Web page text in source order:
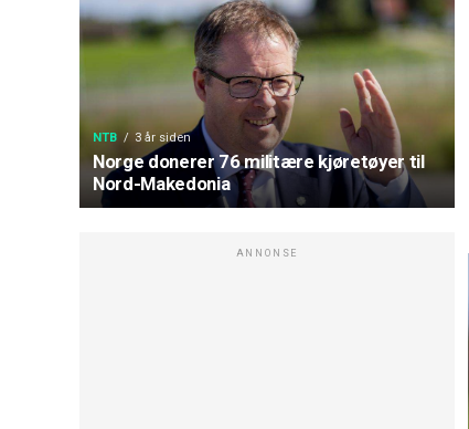
NTB 3 år siden
Norge donerer 76 militære kjøretøyer til
Nord-Makedonia
ANNONSE